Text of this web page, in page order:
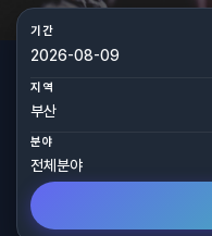
기간
지역
분야